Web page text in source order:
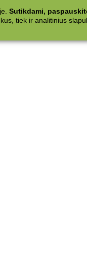
Sutikdami,
tiek ir analitinius